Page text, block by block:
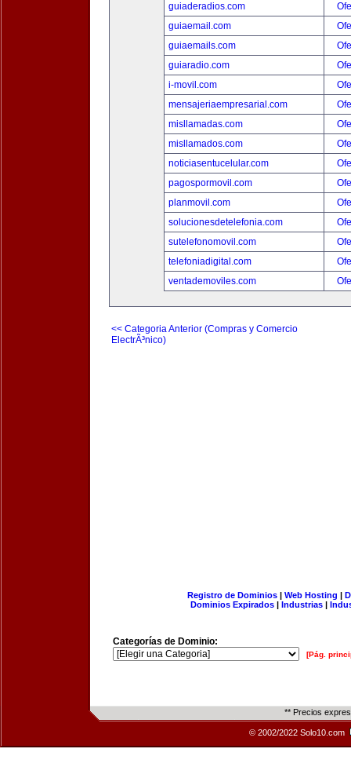
guiaderadios.com
guiaemail.com
guiaemails.com
guiaradio.com
i-movil.com
mensajeriaempresarial.com
misllamadas.com
misllamados.com
noticiasentucelular.com
pagospormovil.com
planmovil.com
solucionesdetelefonia.com
sutelefonomovil.com
telefoniadigital.com
ventademoviles.com
<< Categoria Anterior (Compras y Comercio
ElectrÃ³nico)
Registro de Dominios| Web Hosting |
Dominios Expirados | Industrias |
Categorías de Dominio:
[Pág.
** Precios
© 2002/2022 Solo10.com